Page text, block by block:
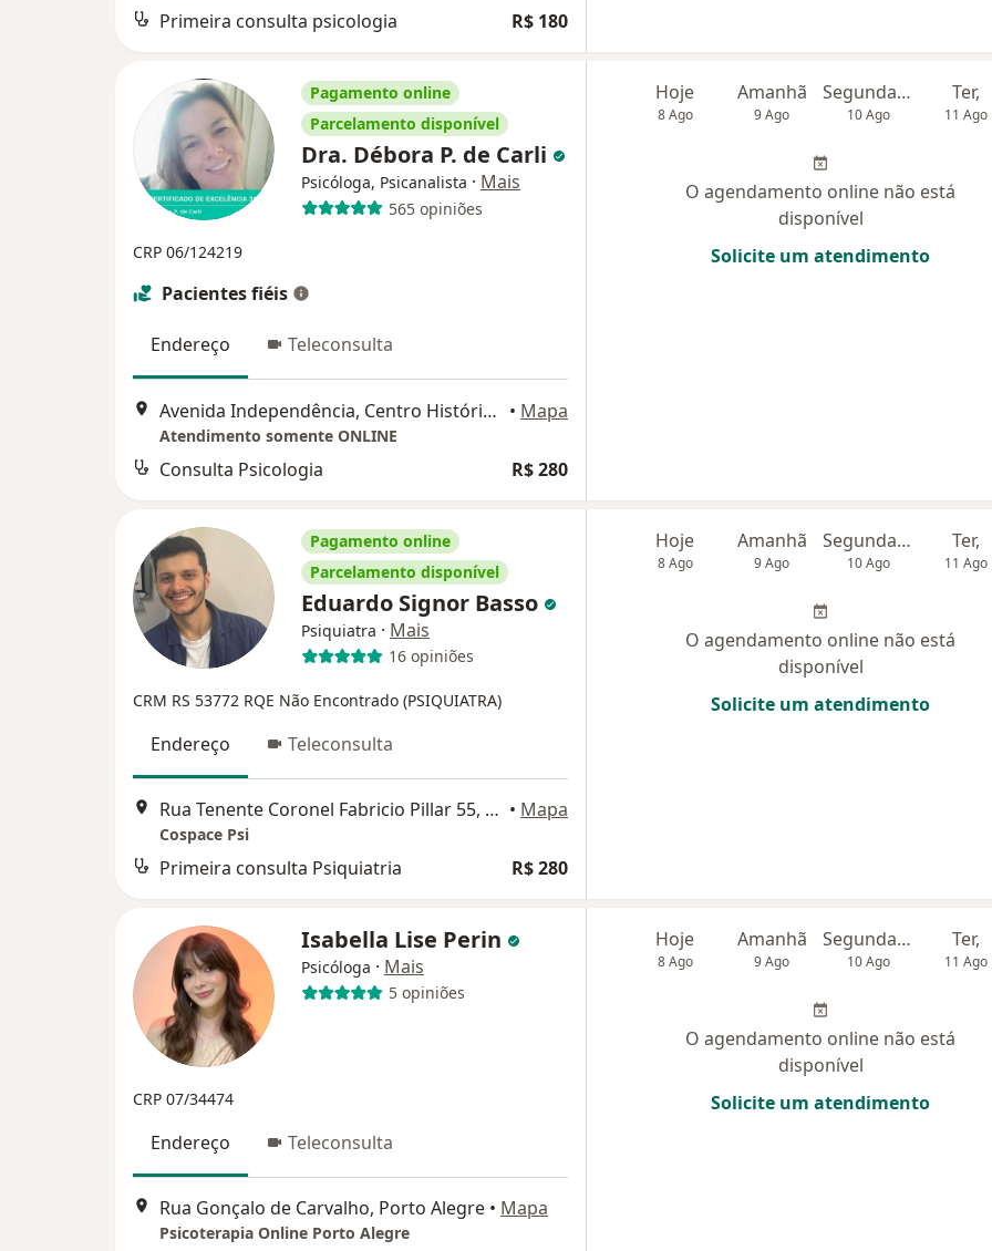
Primeira consulta psicologia R$ 180
Pagamento online
Parcelamento disponível
Dra. Débora P. de Carli
Psicóloga, Psicanalista · Mais
565 opiniões
CRP 06/124219
Pacientes fiéis
Endereço Teleconsulta
Avenida Independência, Centro Histórico, Porto Alegre - RS, Brasil, Porto Alegre • Mapa
Atendimento somente ONLINE
Consulta Psicologia R$ 280
Hoje
8 Ago
Amanhã
9 Ago
Segunda-feira
10 Ago
Ter,
11 Ago
O agendamento online não está
disponível
Solicite um atendimento
Pagamento online
Parcelamento disponível
Eduardo Signor Basso
Psiquiatra · Mais
16 opiniões
CRM RS 53772 RQE Não Encontrado (PSIQUIATRA)
Endereço Teleconsulta
Rua Tenente Coronel Fabricio Pillar 55, Porto Alegre • Mapa
Cospace Psi
Primeira consulta Psiquiatria R$ 280
Hoje
8 Ago
Amanhã
9 Ago
Segunda-feira
10 Ago
Ter,
11 Ago
O agendamento online não está
disponível
Solicite um atendimento
Isabella Lise Perin
Psicóloga · Mais
5 opiniões
CRP 07/34474
Endereço Teleconsulta
Rua Gonçalo de Carvalho, Porto Alegre • Mapa
Psicoterapia Online Porto Alegre
Hoje
8 Ago
Amanhã
9 Ago
Segunda-feira
10 Ago
Ter,
11 Ago
O agendamento online não está
disponível
Solicite um atendimento